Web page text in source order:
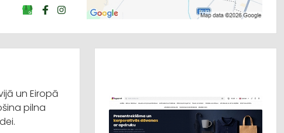
un Eiropā
pilna